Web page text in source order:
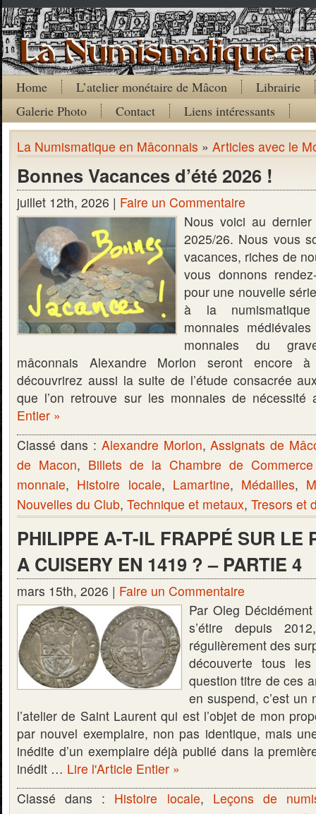
Home L’atelier monétaire de Mâcon
Librairie
Galerie Photo
Contact Liens intéressants
La Numismatique en Mâconnais » Articles avec le
Bonnes Vacances d’été 2026 !
juillet 12th, 2026 | Faire un Commentaire
Nous voici au
2025/26. Nous vous
vacances, riches de
vous donnons
pour une nouvelle
à la
monnaies
monnaies du
mâconnais Alexandre Morlon seront encore
découvrirez aussi la suite de l’étude consacrée
que l’on retrouve sur les monnaies de
Entier »
Classé dans : Alexandre Morlon,Assignats de
de Macon, Billets de la Chambre de
monnaie, Histoire locale, Lamartine, Médailles,
Nouvelles du Club, Technique et metaux, Tresors et
PHILIPPE A-T-IL FRAPPÉ SUR LE
A CUISERY EN 1419 ? – PARTIE 4
mars 15th, 2026 | Faire un Commentaire
Par Oleg
s’étire depuis
régulièrement des
découverte tous
question titre de ces
en suspend, c’est un
l’atelier de Saint Laurent qui est l’objet de mon
par nouvel exemplaire, non pas identique, mais
inédite d’un exemplaire déjà publié dans la
inédit … Lire l'Article Entier »
Classé dans : Histoire locale, Leçons de